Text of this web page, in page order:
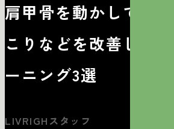
肩甲骨を動かして肩こ
こりなどを改善しよう
ーニング3選
LIVRIGHスタッフ